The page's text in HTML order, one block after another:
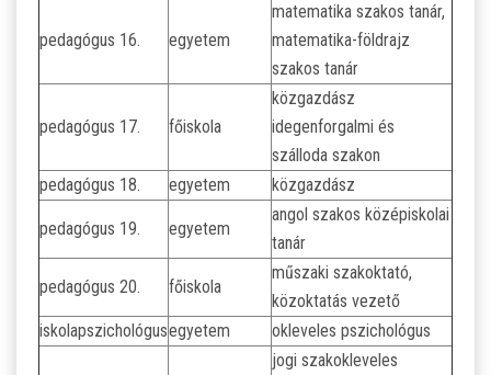
pedagógus 16. egyetem
matematika szakos tanár,
matematika-földrajz
szakos tanár
pedagógus 17. főiskola
közgazdász
idegenforgalmi és
szálloda szakon
pedagógus 18.
egyetem közgazdász
pedagógus 19. egyetem
angol szakos középiskolai
tanár
pedagógus 20. főiskola
műszaki szakoktató,
közoktatás vezető
iskolapszichológusegyetem okleveles pszichológus
jogi szakokleveles